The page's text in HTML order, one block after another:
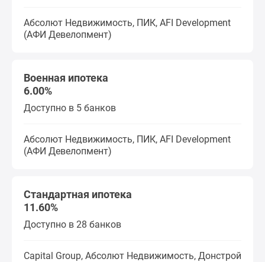
Абсолют Недвижимость, ПИК, AFI Development
(АФИ Девелопмент)
Военная ипотека
6.00%
Доступно в 5 банков
Абсолют Недвижимость, ПИК, AFI Development
(АФИ Девелопмент)
Стандартная ипотека
11.60%
Доступно в 28 банков
Capital Group, Абсолют Недвижимость, Донстрой